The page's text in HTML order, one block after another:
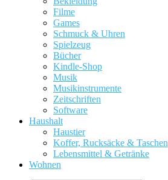
Filme
Games
Schmuck & Uhren
Spielzeug
Bücher
Kindle-Shop
Musik
Musikinstrumente
Zeitschriften
Software
Haushalt
Haustier
Koffer, Rucksäcke & Taschen
Lebensmittel & Getränke
Wohnen